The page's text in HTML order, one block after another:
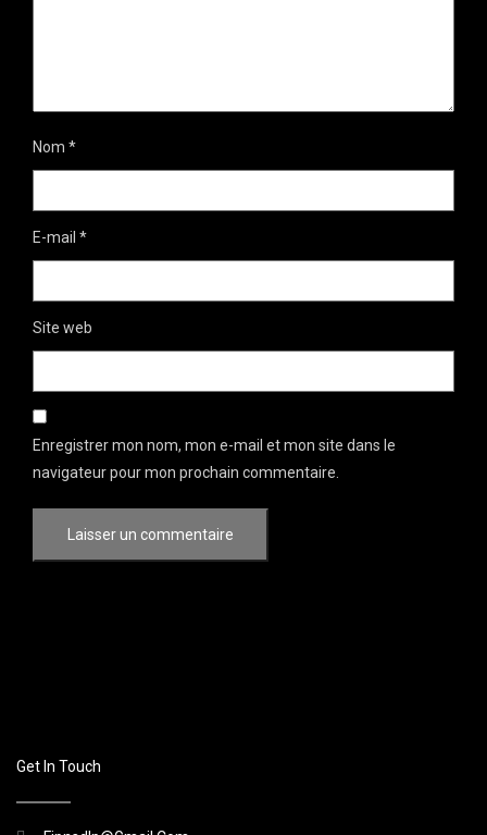
Nom *
E-mail *
Site web
Enregistrer mon nom, mon e-mail et mon site dans le
navigateur pour mon prochain commentaire.
Get In Touch